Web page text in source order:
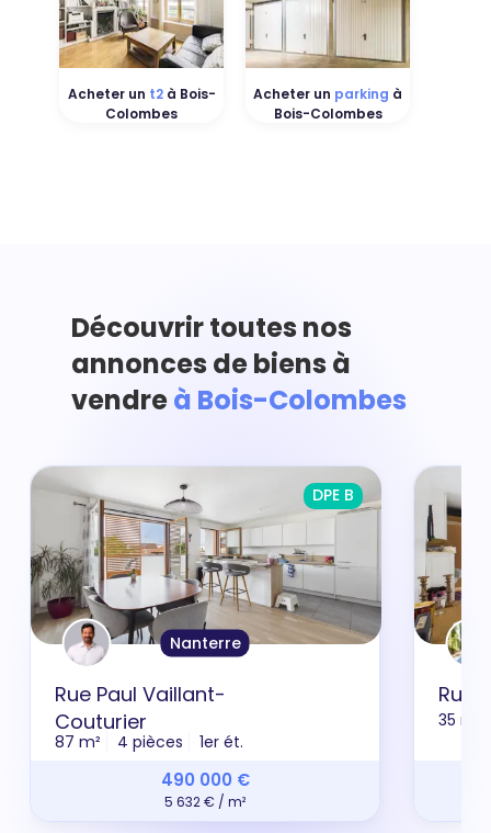
Acheter un t2à Bois-
Colombes
Acheter un parking à
Bois-Colombes
Découvrir toutes nos
annonces de biens à
vendreà Bois-Colombes
DPE B
Nanterre
Rue Paul Vaillant-
Couturier
87 m² 4 pièces 1er ét.
490 000 €
5 632 € / m²
Rue
35 m²